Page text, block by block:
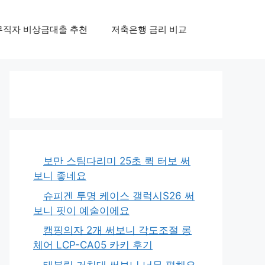
직자 비상금대출 추천 저축은행 금리 비교
보만 스팀다리미 25초 퀵 터보 써
보니 좋네요
슈피겐 투명 케이스 갤럭시S26 써
보니 핏이 예술이에요
캠핑의자 2개 써보니 각도조절 롱
체어 LCP-CA05 카키 후기